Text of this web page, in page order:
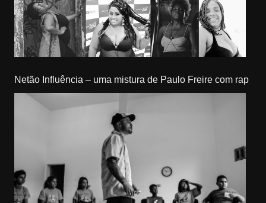
Netão Influência – uma mistura de Paulo Freire com rap